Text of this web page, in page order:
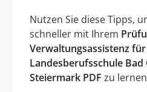
Nutzen Sie diese Tipps,
schneller mit Ihrem
Verwaltungsassistenz
Landesberufsschule Bad
Steiermark PDF zu